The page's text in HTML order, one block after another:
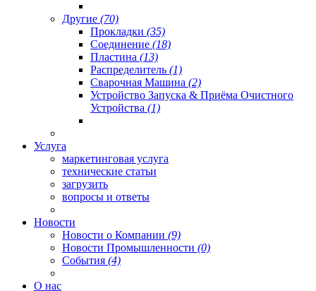
Другие (70)
Прокладки (35)
Соединение (18)
Пластина (13)
Распределитель (1)
Сварочная Машина (2)
Устройство Запуска & Приёма Очистного
Устройства (1)
Услуга
маркетинговая услуга
технические статьи
загрузить
вопросы и ответы
Новости
Новости о Компании (9)
Новости Промышленности (0)
События (4)
О нас